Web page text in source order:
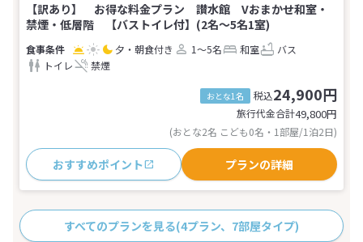
【訳あり】 お得な料金プラン 讃水館 Vおまかせ和室・
禁煙・低層階 【バストイレ付】(2名～5名1室)
夕・朝食付き 1～5名 和室
バス
トイレ
禁煙
おとな1名 税込24,900円
旅行代金合計49,800円
(おとな2名 こども0名・1部屋/1泊2日)
おすすめポイント プランの詳細
すべてのプランを見る(4プラン、7部屋タイプ)